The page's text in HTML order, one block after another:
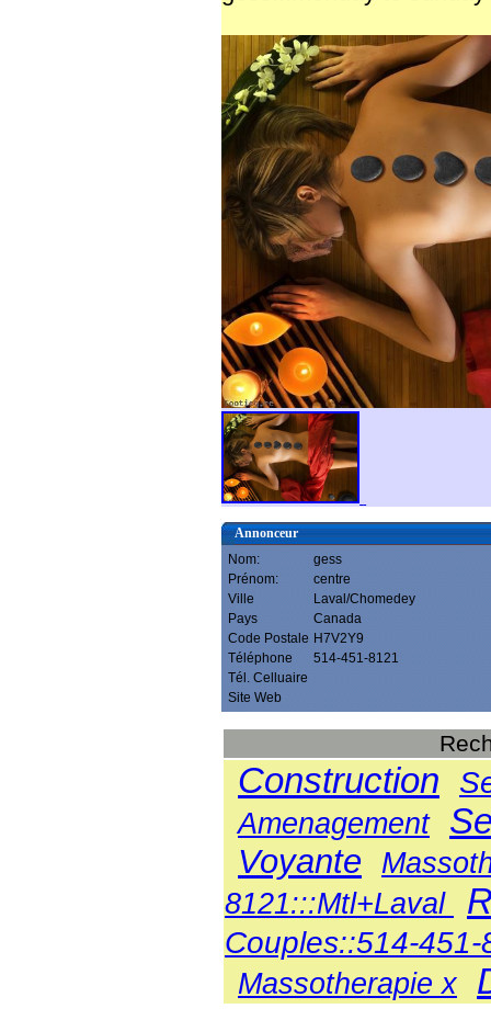
Annonceur
Nom:
gess
Prénom:
centre
Ville
Laval/Chomedey
Pays
Canada
Code Postale H7V2Y9
Téléphone
514-451-8121
Tél. Celluaire
Site Web
Construction
Amenagement
Voyante
8121:::Mtl+Laval
Couples::514-
Massotherapie x